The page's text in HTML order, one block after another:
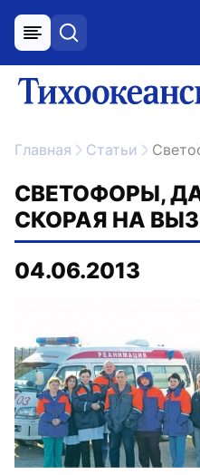
меню поиск
Главная Статьи
СВЕТОФОРЫ,
СКОРАЯ НА
04.06.2013